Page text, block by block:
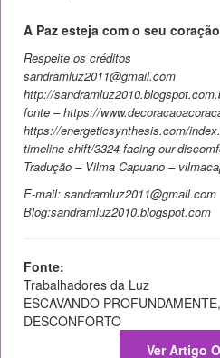
A Paz esteja com o seu
Respeite os créditos
sandramluz2011@gmail.com
http://
fonte – https://
https://energeticsynthesis.com/
timeline-shift/3324-facing-our-
Tradução – Vilma Capuano –
E-mail: sandramluz2011@gmail.com
Blog:sandramluz2010.blogspot.com
Fonte:
Trabalhadores da Luz
ESCAVANDO
DESCONFORTO
Ver Artigo